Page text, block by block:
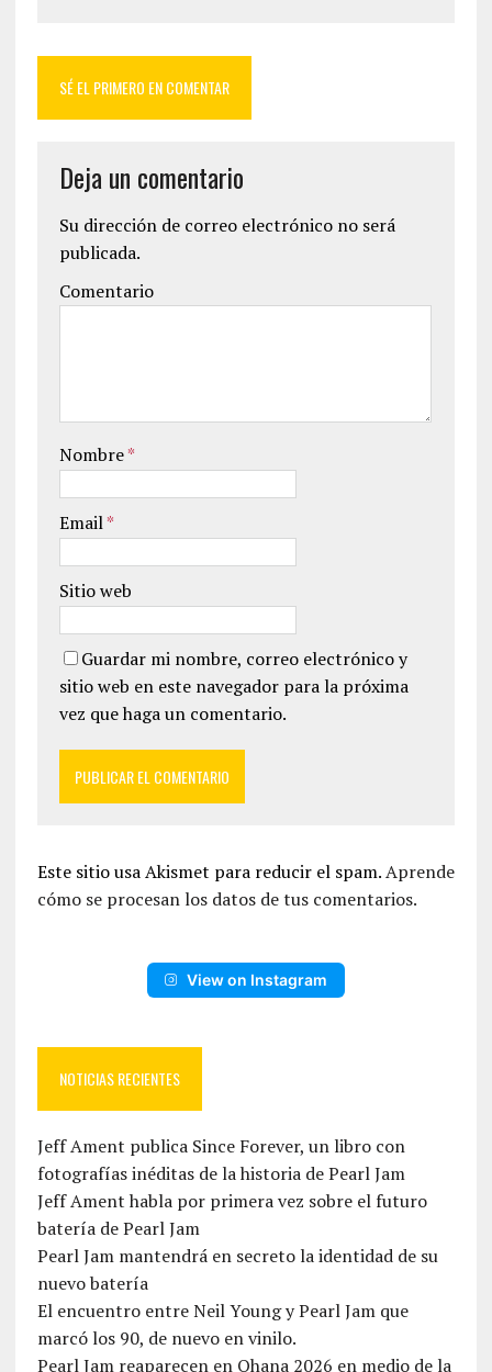
SÉ EL PRIMERO EN COMENTAR
Deja un comentario
Su dirección de correo electrónico no será
publicada.
Comentario
Nombre*
Email*
Sitio web
Guardar mi nombre, correo electrónico y
sitio web en este navegador para la próxima
vez que haga un comentario.
Este sitio usa Akismet para reducir el spam.Aprende
cómo se procesan los datos de tus comentarios.
View on Instagram
NOTICIAS RECIENTES
Jeff Ament publica Since Forever, un libro con
fotografías inéditas de la historia de Pearl Jam
Jeff Ament habla por primera vez sobre el futuro
batería de Pearl Jam
Pearl Jam mantendrá en secreto la identidad de su
nuevo batería
El encuentro entre Neil Young y Pearl Jam que
marcó los 90, de nuevo en vinilo.
Pearl Jam reaparecen en Ohana 2026 en medio de la